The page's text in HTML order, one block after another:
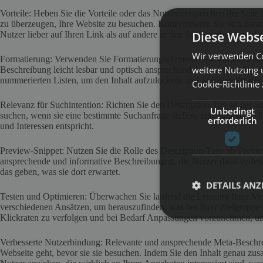
Vorteile: Heben Sie die Vorteile oder das Nutzenversprechen der
zu überzeugen, Ihre Website zu besuchen. Konzentrieren Sie sich
Nutzer lieber auf Ihren Link als auf andere in den Suchergebnissen
Formatierung: Verwenden Sie Formatierungselemente wie
Beschreibung leicht lesbar und optisch ansprechend zu gestalten.
nummerierten Listen, um den Inhalt aufzulockern und wichtige Punkte
Relevanz für Suchintention: Richten Sie den Description-Tag an der
suchen, wenn sie eine bestimmte Suchanfrage stellen, und passen
und Interessen entspricht.
Preview-Snippet: Nutzen Sie die Rolle des Description-Tags als
ansprechende und informative Beschreibungen, die Nutzer dazu
das geben, was sie dort erwartet.
Testen und Optimieren: Überwachen Sie laufend die Leistung Ihrer
verschiedenen Ansätzen, um herauszufinden, was bei Ihrer
Klickraten zu verfolgen und bei Bedarf Anpassungen vorzunehmen,
Verbesserte Nutzerbindung: Relevante und ansprechende Meta-
Webseite geht, bevor sie sie besuchen. Indem Sie den Inhalt genau
Diese
Wir verwenden
weitere Nutzung
Cookie-Richtlinie
Unbedingt
erforderlich
DETAILS